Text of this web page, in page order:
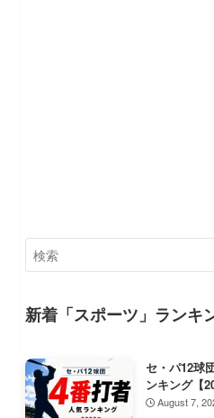
新着「スポーツ」ランキ
セ・パ12球
ンキング【
August 7,